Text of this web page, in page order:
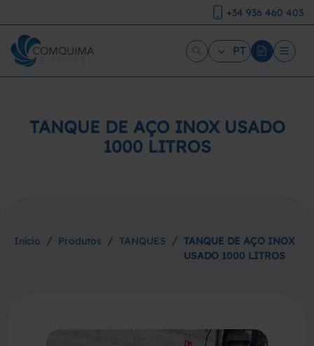
+34 936 460 403
PT
TANQUE DE AÇO INOX USADO
1000 LITROS
Início / Produtos / TANQUES / TANQUE DE AÇO INOX
USADO 1000 LITROS